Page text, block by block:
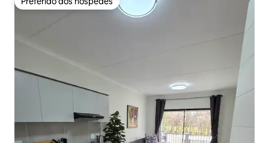
Preferido dos hóspedes